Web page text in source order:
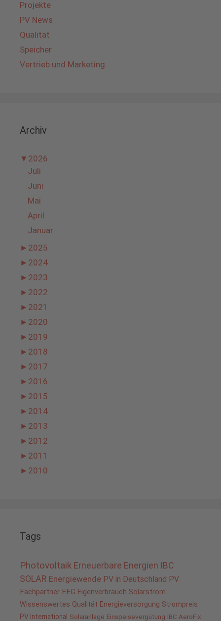
Projekte
PV News
Qualität
Speicher
Vertrieb und Marketing
Archiv
▼ 2026
Juli
Juni
Mai
April
Januar
► 2025
► 2024
► 2023
► 2022
► 2021
► 2020
► 2019
► 2018
► 2017
► 2016
► 2015
► 2014
► 2013
► 2012
► 2011
► 2010
Tags
Photovoltaik Erneuerbare Energien IBC
SOLAR Energiewende PV in Deutschland PV
Fachpartner EEG Eigenverbrauch Solarstrom
Wissenswertes Qualität Energieversorgung Strompreis
PV International Solaranlage Einspeisevergütung IBC AeroFix